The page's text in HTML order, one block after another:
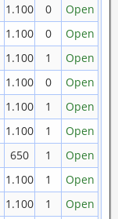
1.100 0
Open
1.100 0
Open
1.100 1
Open
1.100 0
Open
1.100 1
Open
1.100 1
Open
650 1
Open
1.100 1
Open
1.100 1
Open